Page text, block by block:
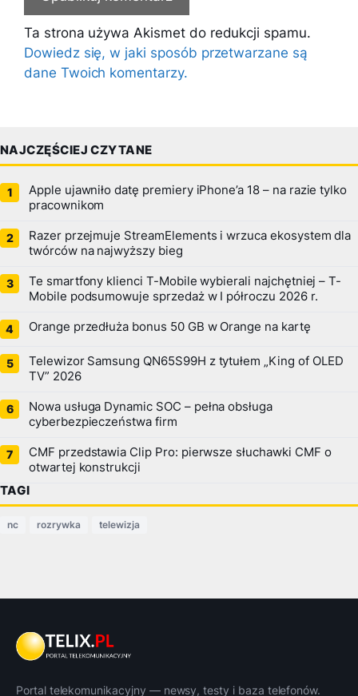
Ta strona używa Akismet do redukcji spamu.
Dowiedz się, w jaki sposób przetwarzane są
dane Twoich komentarzy.
NAJCZĘŚCIEJ CZYTANE
Apple ujawniło datę premiery iPhone’a 18 – na razie tylko
pracownikom
Razer przejmuje StreamElements i wrzuca ekosystem dla
twórców na najwyższy bieg
Te smartfony klienci T-Mobile wybierali najchętniej – T-
Mobile podsumowuje sprzedaż w I półroczu 2026 r.
Orange przedłuża bonus 50 GB w Orange na kartę
Telewizor Samsung QN65S99H z tytułem „King of OLED
TV” 2026
Nowa usługa Dynamic SOC – pełna obsługa
cyberbezpieczeństwa firm
CMF przedstawia Clip Pro: pierwsze słuchawki CMF o
otwartej konstrukcji
TAGI
nc rozrywka telewizja
Portal telekomunikacyjny — newsy, testy i baza telefonów.